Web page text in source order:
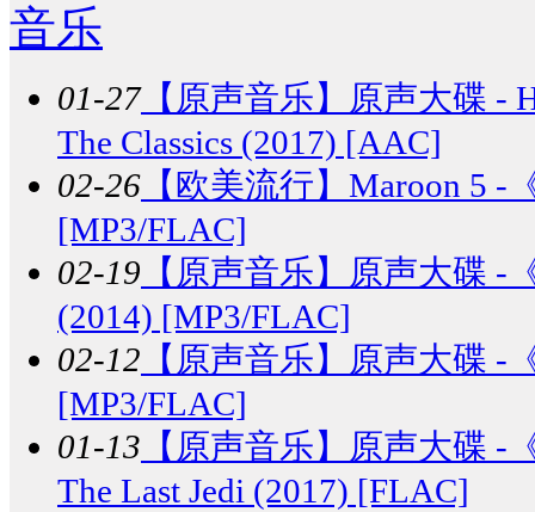
音乐
01-27【原声音乐】 原声大碟 -
The Classics (2017) [AAC]
02-26 【欧美流行】 Maroon 5 -
[MP3/FLAC]
02-19 【原声音乐】 原声大碟 -
(2014) [MP3/FLAC]
02-12 【原声音乐】 原声大碟 -
[MP3/FLAC]
01-13 【原声音乐】 原声大碟 -
The Last Jedi (2017) [FLAC]